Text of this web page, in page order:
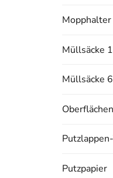
Mopphalter
Müllsäcke
Müllsäcke
Putzpapier